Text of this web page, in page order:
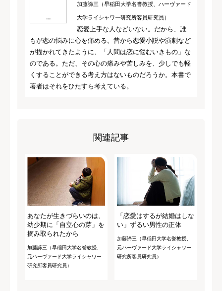
加藤諦三（早稲田大学名誉教授、ハーヴァード
大学ライシャワー研究所客員研究員）
恋愛上手な人などいない。だから、誰
もが恋の悩みに心を痛める。昔から恋愛小説や演劇など
が描かれてきたように、「人間は恋に悩むいきもの」な
のである。ただ、その心の痛みや苦しみを、少しでも軽
くすることができる考え方はないものだろうか。本書で
著者はそれをひたすら考えている。
関連記事
あなたが生きづらいのは、
幼少期に「自立心の芽」を
摘み取られたから
加藤諦三（早稲田大学名誉教授、
元ハーヴァード大学ライシャワー
研究所客員研究員）
「恋愛はするが結婚はしな
い」ずるい男性の正体
加藤諦三（早稲田大学名誉教授、
元ハーヴァード大学ライシャワー
研究所客員研究員）